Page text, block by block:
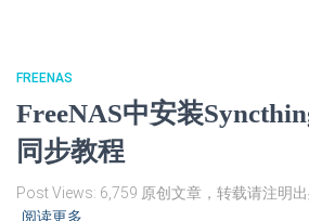
FREENAS
FreeNAS中安装
同步教程
Post Views: 6,759 原创文章，转载请注明
阅读更多